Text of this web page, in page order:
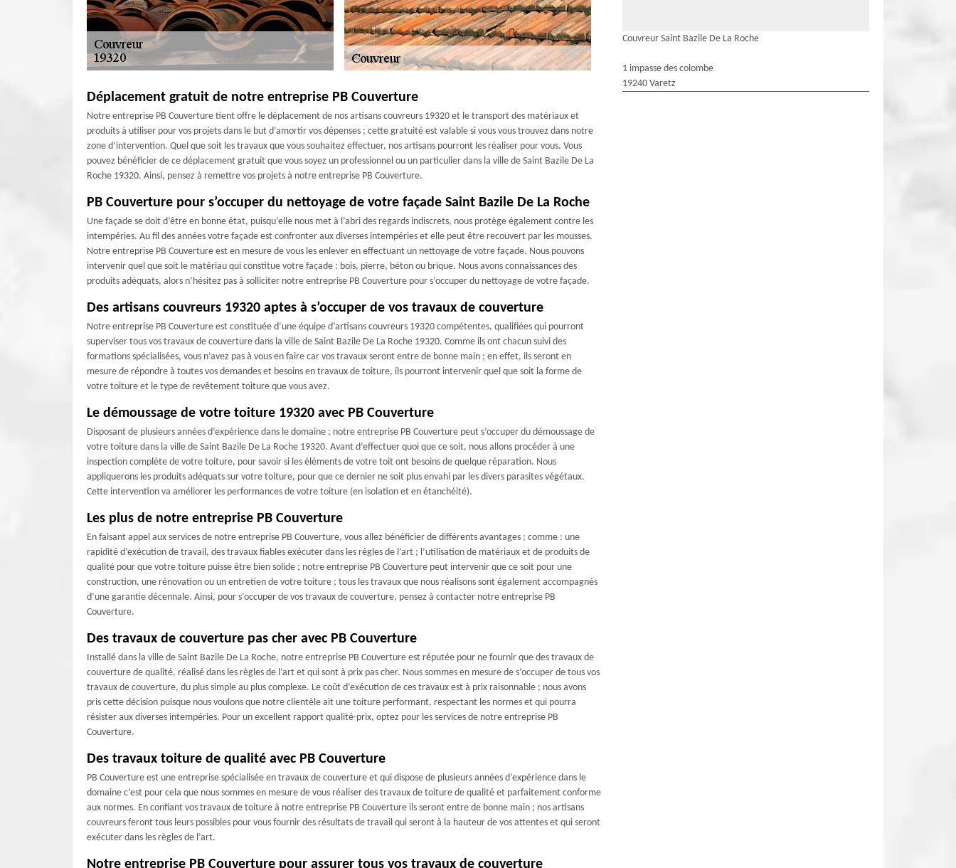
Déplacement gratuit de notre entreprise PB Couverture
Notre entreprise PB Couverture tient offre le déplacement de nos artisans couvreurs 19320 et le transport des matériaux et
produits à utiliser pour vos projets dans le but d’amortir vos dépenses ; cette gratuité est valable si vous vous trouvez dans notre
zone d’intervention. Quel que soit les travaux que vous souhaitez effectuer, nos artisans pourront les réaliser pour vous. Vous
pouvez bénéficier de ce déplacement gratuit que vous soyez un professionnel ou un particulier dans la ville de Saint Bazile De La
Roche 19320. Ainsi, pensez à remettre vos projets à notre entreprise PB Couverture.
PB Couverture pour s’occuper du nettoyage de votre façade Saint Bazile De La Roche
Une façade se doit d’être en bonne état, puisqu’elle nous met à l’abri des regards indiscrets, nous protège également contre les
intempéries. Au fil des années votre façade est confronter aux diverses intempéries et elle peut être recouvert par les mousses.
Notre entreprise PB Couverture est en mesure de vous les enlever en effectuant un nettoyage de votre façade. Nous pouvons
intervenir quel que soit le matériau qui constitue votre façade : bois, pierre, béton ou brique. Nous avons connaissances des
produits adéquats, alors n’hésitez pas à solliciter notre entreprise PB Couverture pour s’occuper du nettoyage de votre façade.
Des artisans couvreurs 19320 aptes à s’occuper de vos travaux de couverture
Notre entreprise PB Couverture est constituée d’une équipe d’artisans couvreurs 19320 compétentes, qualifiées qui pourront
superviser tous vos travaux de couverture dans la ville de Saint Bazile De La Roche 19320. Comme ils ont chacun suivi des
formations spécialisées, vous n’avez pas à vous en faire car vos travaux seront entre de bonne main ; en effet, ils seront en
mesure de répondre à toutes vos demandes et besoins en travaux de toiture, ils pourront intervenir quel que soit la forme de
votre toiture et le type de revêtement toiture que vous avez.
Le démoussage de votre toiture 19320 avec PB Couverture
Disposant de plusieurs années d’expérience dans le domaine ; notre entreprise PB Couverture peut s’occuper du démoussage de
votre toiture dans la ville de Saint Bazile De La Roche 19320. Avant d’effectuer quoi que ce soit, nous allons procéder à une
inspection complète de votre toiture, pour savoir si les éléments de votre toit ont besoins de quelque réparation. Nous
appliquerons les produits adéquats sur votre toiture, pour que ce dernier ne soit plus envahi par les divers parasites végétaux.
Cette intervention va améliorer les performances de votre toiture (en isolation et en étanchéité).
Les plus de notre entreprise PB Couverture
En faisant appel aux services de notre entreprise PB Couverture, vous allez bénéficier de différents avantages ; comme : une
rapidité d’exécution de travail, des travaux fiables exécuter dans les règles de l’art ; l’utilisation de matériaux et de produits de
qualité pour que votre toiture puisse être bien solide ; notre entreprise PB Couverture peut intervenir que ce soit pour une
construction, une rénovation ou un entretien de votre toiture ; tous les travaux que nous réalisons sont également accompagnés
d’une garantie décennale. Ainsi, pour s’occuper de vos travaux de couverture, pensez à contacter notre entreprise PB
Couverture.
Des travaux de couverture pas cher avec PB Couverture
Installé dans la ville de Saint Bazile De La Roche, notre entreprise PB Couverture est réputée pour ne fournir que des travaux de
couverture de qualité, réalisé dans les règles de l’art et qui sont à prix pas cher. Nous sommes en mesure de s’occuper de tous vos
travaux de couverture, du plus simple au plus complexe. Le coût d’exécution de ces travaux est à prix raisonnable ; nous avons
pris cette décision puisque nous voulons que notre clientèle ait une toiture performant, respectant les normes et qui pourra
résister aux diverses intempéries. Pour un excellent rapport qualité-prix, optez pour les services de notre entreprise PB
Couverture.
Des travaux toiture de qualité avec PB Couverture
PB Couverture est une entreprise spécialisée en travaux de couverture et qui dispose de plusieurs années d’expérience dans le
domaine c’est pour cela que nous sommes en mesure de vous réaliser des travaux de toiture de qualité et parfaitement conforme
aux normes. En confiant vos travaux de toiture à notre entreprise PB Couverture ils seront entre de bonne main ; nos artisans
couvreurs feront tous leurs possibles pour vous fournir des résultats de travail qui seront à la hauteur de vos attentes et qui seront
exécuter dans les règles de l’art.
Notre entreprise PB Couverture pour assurer tous vos travaux de couverture
Couvreur Saint Bazile De La Roche
1 impasse des colombe
19240 Varetz